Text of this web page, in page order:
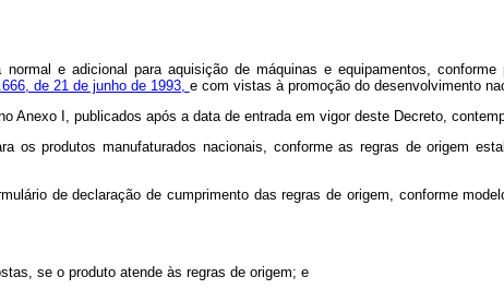
e adicional para aquisição de máquinas e equipamentos,
de 21 de junho de 1993, e com vistas à promoção do desenvolvimento
Anexo I, publicados após a data de entrada em vigor deste Decreto,
os produtos manufaturados nacionais, conforme as regras de origem
de declaração de cumprimento das regras de origem, conforme
se o produto atende às regras de origem; e